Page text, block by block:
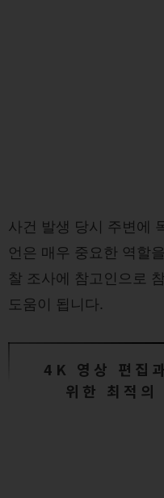
사건 발생 당시 주변에
언은 매우 중요한 역할
찰 조사에 참고인으로
도움이 됩니다.
4K 영상 편집
위한 최적